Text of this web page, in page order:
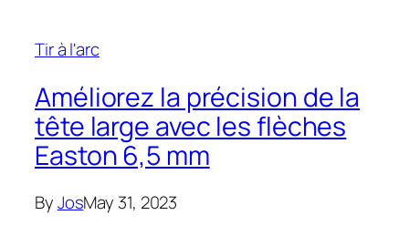
Tir à l'arc
Améliorez la précision de la
tête large avec les flèches
Easton 6,5 mm
ByJosMay 31, 2023